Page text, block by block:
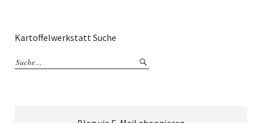
Kartoffelwerkstatt Suche